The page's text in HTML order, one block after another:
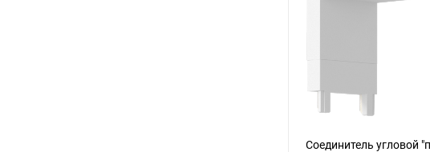
Соединитель угловой